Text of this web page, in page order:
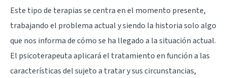
Este tipo de terapias se centra en el momento presente,
trabajando el problema actual y siendo la historia solo algo
que nos informa de cómo se ha llegado a la situación actual.
El psicoterapeutaaplicará el tratamiento en función a las
características del sujeto a tratar y sus circunstancias,